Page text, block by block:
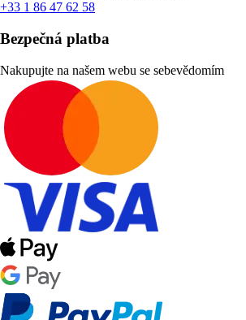
+33 1 86 47 62 58
Bezpečná platba
Nakupujte na našem webu se sebevědomím